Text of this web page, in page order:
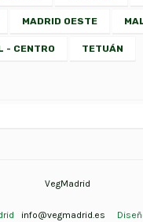
MADRID OESTE
- CENTRO TETUÁN
VegMadrid
info@vegmadrid.es